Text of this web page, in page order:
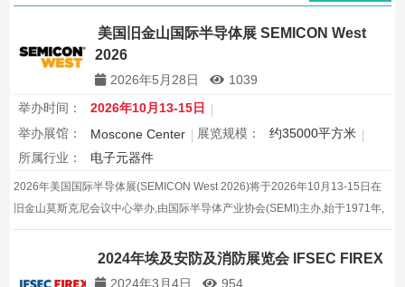
美国旧金山国际半导体展 SEMICON West
2026
2026年5月28日
1039
举办时间：
2026年10月13-15日
举办展馆：
Moscone Center 展览规模：
约35000平方米
所属行业：
电子元器件
2026年美国国际半导体展(SEMICON West 2026)将于2026年10月13-15日在
旧金山莫斯克尼会议中心举办,由国际半导体产业协会(SEMI)主办,始于1971年,
是北美地区规模最大、历史最悠久的半导体专业展,汇聚约670家展商,展览面积
2024年埃及安防及消防展览会 IFSEC FIREX
2024年3月4日 954